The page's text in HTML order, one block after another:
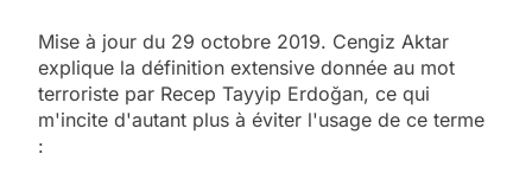
Mise à jour du 29 octobre 2019. Cengiz Aktar
explique la définition extensive donnée au mot
terroriste par Recep Tayyip Erdoğan, ce qui
m'incite d'autant plus à éviter l'usage de ce terme
: